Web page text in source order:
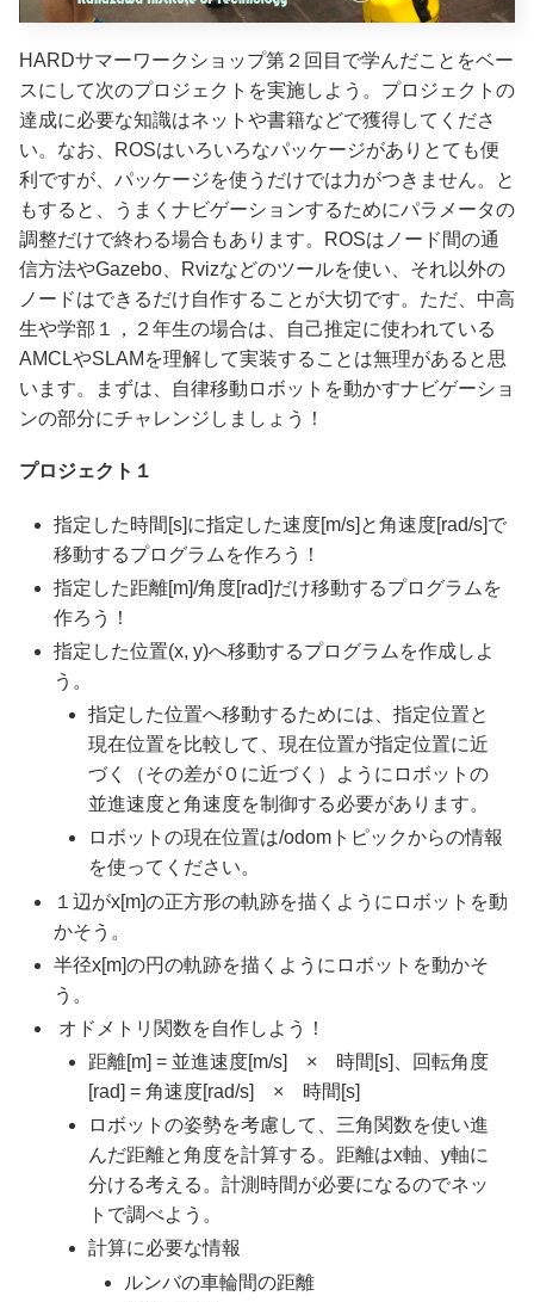
HARDサマーワークショップ第２回目で学んだことをベー
スにして次のプロジェクトを実施しよう。プロジェクトの
達成に必要な知識はネットや書籍などで獲得してくださ
い。なお、ROSはいろいろなパッケージがありとても便
利ですが、パッケージを使うだけでは力がつきません。と
もすると、うまくナビゲーションするためにパラメータの
調整だけで終わる場合もあります。ROSはノード間の通
信方法やGazebo、Rvizなどのツールを使い、それ以外の
ノードはできるだけ自作することが大切です。ただ、中高
生や学部１，２年生の場合は、自己推定に使われている
AMCLやSLAMを理解して実装することは無理があると思
います。まずは、自律移動ロボットを動かすナビゲーショ
ンの部分にチャレンジしましょう！
プロジェクト１
指定した時間[s]に指定した速度[m/s]と角速度[rad/s]で
移動するプログラムを作ろう！
指定した距離[m]/角度[rad]だけ移動するプログラムを
作ろう！
指定した位置(x, y)へ移動するプログラムを作成しよ
う。
指定した位置へ移動するためには、指定位置と
現在位置を比較して、現在位置が指定位置に近
づく（その差が０に近づく）ようにロボットの
並進速度と角速度を制御する必要があります。
ロボットの現在位置は/odomトピックからの情報
を使ってください。
１辺がx[m]の正方形の軌跡を描くようにロボットを動
かそう。
半径x[m]の円の軌跡を描くようにロボットを動かそ
う。
オドメトリ関数を自作しよう！
距離[m] = 並進速度[m/s] × 時間[s]、回転角度
[rad] = 角速度[rad/s] × 時間[s]
ロボットの姿勢を考慮して、三角関数を使い進
んだ距離と角度を計算する。距離はx軸、y軸に
分ける考える。計測時間が必要になるのでネッ
トで調べよう。
計算に必要な情報
ルンバの車輪間の距離